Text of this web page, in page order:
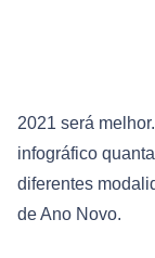
2021 será
infográfico
diferentes
de Ano Novo.